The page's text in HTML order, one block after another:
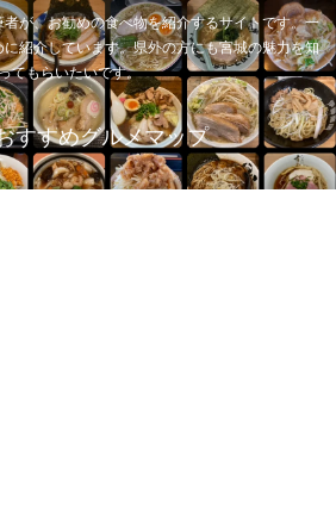
が、お勧めの食べ物を紹介するサイトです。一
紹介しています。県外の方にも宮城の魅力を知
てもらいたいです。
すすめグルメマップ